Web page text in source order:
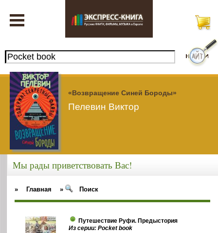
«Возвращение Синей Бороды»
Пелевин Виктор
Мы рады приветствовать Вас!
» Главная » Поиск
Путешествие Руфи. Предыстория
Из серии: Pocket book